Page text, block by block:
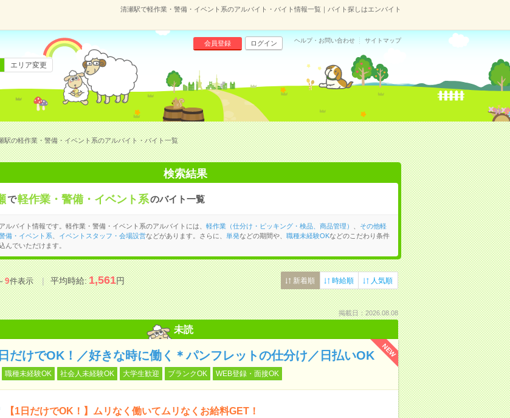
清瀬駅で軽作業・警備・イベント系のアルバイト・バイト情報一覧｜バイト探しはエンバイト
会員登録 ログイン ヘルプ・お問い合わせ サイトマップ
エリア変更
駅の軽作業・警備・イベント系のアルバイト・バイト一覧
検索結果
で軽作業・警備・イベント系のバイト一覧
ルバイト情報です。軽作業・警備・イベント系のアルバイトには、 軽作業（仕分け・ピッキング・検品、商品管理）
その他軽
備・イベント系
イベントスタッフ・会場設営などがあります。さらに、 単発などの期間や、 職種未経験OKなどのこだわり条件
んでいただけます。
9件表示 平均時給:1,561円 新着順 時給順 人気順
掲載日：2026.08.08
未読
NEW
だけでOK！／好きな時に働く＊パンフレットの仕分け／日払いOK
職種未経験OK 社会人未経験OK 大学生歓迎 ブランクOK WEB登録・面接OK
【1日だけでOK！】ムリなく働いてムリなくお給料GET！